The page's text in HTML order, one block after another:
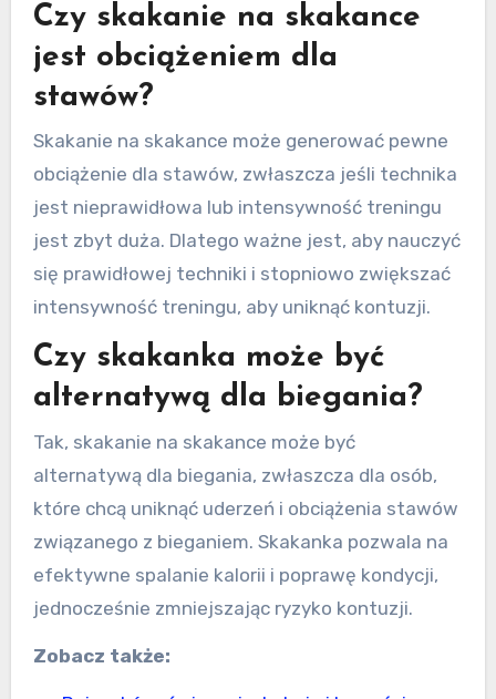
Czy skakanie na skakance
jest obciążeniem dla
stawów?
Skakanie na skakance może generować pewne
obciążenie dla stawów, zwłaszcza jeśli technika
jest nieprawidłowa lub intensywność treningu
jest zbyt duża. Dlatego ważne jest, aby nauczyć
się prawidłowej techniki i stopniowo zwiększać
intensywność treningu, aby uniknąć kontuzji.
Czy skakanka może być
alternatywą dla biegania?
Tak, skakanie na skakance może być
alternatywą dla biegania, zwłaszcza dla osób,
które chcą uniknąć uderzeń i obciążenia stawów
związanego z bieganiem. Skakanka pozwala na
efektywne spalanie kalorii i poprawę kondycji,
jednocześnie zmniejszając ryzyko kontuzji.
Zobacz także: